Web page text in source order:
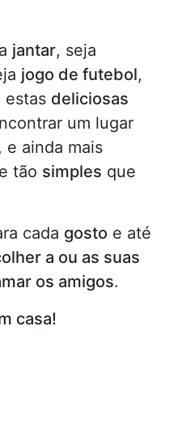
jantar, seja
jogo de futebol,
estas deliciosas
um lugar
e ainda mais
tão simples que
cada gosto e até
a ou as suas
os amigos.
casa!